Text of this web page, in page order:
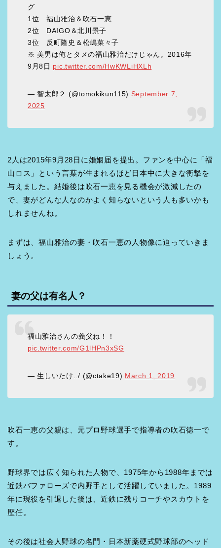
グ
1位 福山雅治＆吹石一恵
2位 DAIGO＆北川景子
3位 反町隆史＆松嶋菜々子
※ 美男は俺とタメの福山雅治だけじゃん。2016年
9月8日 pic.twitter.com/HwKWLiHXLh
— 智太郎２ (@tomokikun115) September 7,
2025
2人は2015年9月28日に婚姻届を提出。ファンを中心に「福
山ロス」という言葉が生まれるほど日本中に大きな衝撃を
与えました。結婚後は吹石一恵を見る機会が激減したの
で、妻がどんな人なのかよく知らないという人も多いかも
しれませんね。
まずは、福山雅治の妻・吹石一恵の人物像に迫っていきま
しょう。
妻の父は有名人？
福山雅治さんの義父ね！！
pic.twitter.com/G1lHPn3xSG
— 生しいたけ../ (@ctake19) March 1, 2019
吹石一恵の父親は、元プロ野球選手で指導者の吹石徳一で
す。
野球界では広く知られた人物で、1975年から1988年までは
近鉄バファローズで内野手として活躍していました。1989
年に現役を引退した後は、近鉄に残りコーチやスカウトを
歴任。
その後は社会人野球の名門・日本新薬硬式野球部のヘッド